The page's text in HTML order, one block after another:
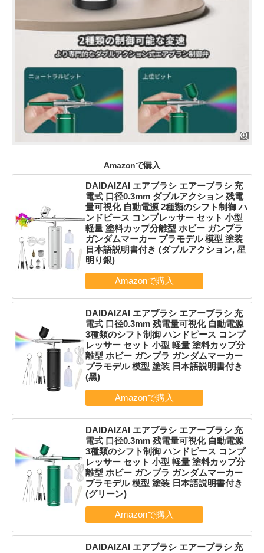
Amazonで購入
DAIDAIZAI エアブラシ エアーブラシ 充
電式 口径0.3mm ダブルアクション 残電
量可視化 自動電源 2種類のシフト制御 ハ
ンドピース コンプレッサー セット 小型
軽量 塗料カップ分離型 ホビー ガンプラ
ガンダムマーカー プラモデル 模型 塗装
日本語説明書付き (ダブルアクション, 星
明り銀)
DAIDAIZAI エアブラシ エアーブラシ 充
電式 口径0.3mm 残電量可視化 自動電源
3種類のシフト制御 ハンドピース コンプ
レッサー セット 小型 軽量 塗料カップ分
離型 ホビー ガンプラ ガンダムマーカー
プラモデル 模型 塗装 日本語説明書付き
(黑)
DAIDAIZAI エアブラシ エアーブラシ 充
電式 口径0.3mm 残電量可視化 自動電源
3種類のシフト制御 ハンドピース コンプ
レッサー セット 小型 軽量 塗料カップ分
離型 ホビー ガンプラ ガンダムマーカー
プラモデル 模型 塗装 日本語説明書付き
(グリーン)
DAIDAIZAI エアブラシ エアーブラシ 充